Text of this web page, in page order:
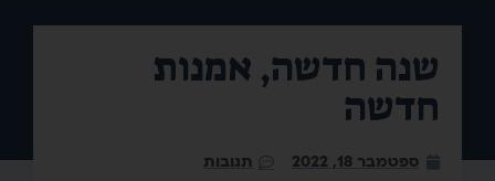
שנה חדשה, אמנות
חדשה
ספטמבר 18, 2022 תגובות